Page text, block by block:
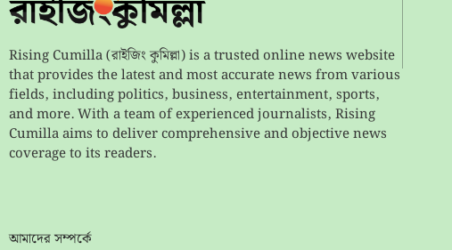
Rising Cumilla (রাইজিং কুমিল্লা) is a trusted online news website
that provides the latest and most accurate news from various
fields, including politics, business, entertainment, sports,
and more. With a team of experienced journalists, Rising
Cumilla aims to deliver comprehensive and objective news
coverage to its readers.
আমাদের সম্পর্কে